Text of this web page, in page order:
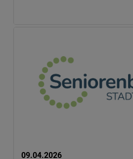
09.04.2026